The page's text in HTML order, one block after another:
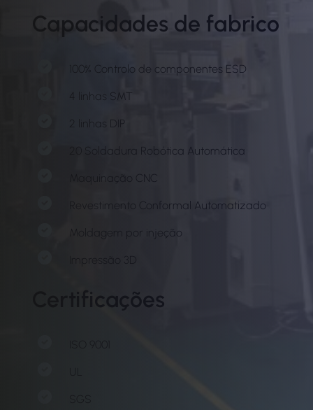
Capacidades de fabrico
100% Controlo de componentes ESD
4 linhas SMT
2 linhas DIP
20 Soldadura Robótica Automática
Maquinação CNC
Revestimento Conformal Automatizado
Moldagem por injeção
Certificações